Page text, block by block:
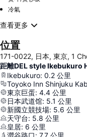
冷氣
查看更多
位置
171-0022, 日本, 東京, 1
距離DEL style Ikebukuro
Ikebukuro: 0.2 公里
Toyoko Inn Shinjuku
東京巨蛋: 4.4 公里
日本武道馆: 5.1 公里
新國立競技場: 5.6 公里
天守台: 5.8 公里
皇居: 6 公里
澀谷路口: 7.7 公里